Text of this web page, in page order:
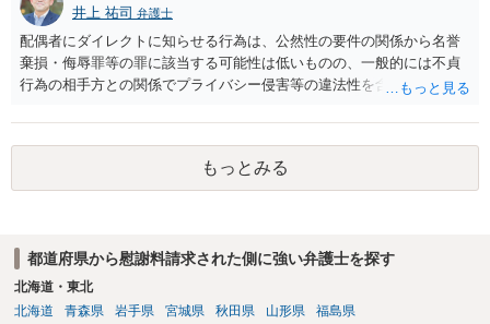
井上 祐司 弁護士
配偶者にダイレクトに知らせる行為は、公然性の要件の関係から名誉
棄損・侮辱罪等の罪に該当する可能性は低いものの、一般的には不貞
行為の相手方との関係でプライバシー侵害等の違法性を含む行為で
ため、弁護士としては推奨しないことが一般的かと思います。
もっとみる
都道府県から慰謝料請求された側に強い弁護士を探す
北海道・東北
北海道
青森県 岩手県 宮城県 秋田県 山形県 福島県